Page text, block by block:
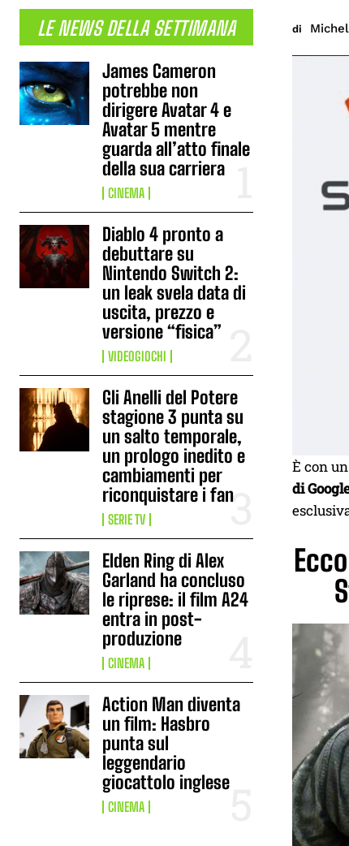
LE NEWS DELLA SETTIMANA
James Cameron
potrebbe non
dirigere Avatar 4 e
Avatar 5 mentre
guarda all’atto finale
della sua carriera
CINEMA
Diablo 4 pronto a
debuttare su
Nintendo Switch 2:
un leak svela data di
uscita, prezzo e
versione “fisica”
VIDEOGIOCHI
Gli Anelli del Potere
stagione 3 punta su
un salto temporale,
un prologo inedito e
cambiamenti per
riconquistare i fan
SERIE TV
Elden Ring di Alex
Garland ha concluso
le riprese: il film A24
entra in post-
produzione
CINEMA
Action Man diventa
un film: Hasbro
punta sul
leggendario
giocattolo inglese
CINEMA
di
È con
di